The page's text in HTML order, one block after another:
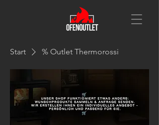
Start % Outlet Thermorossi